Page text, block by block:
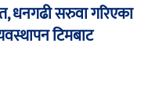
धनगढी सरुवा गरिएका
टिमबाट